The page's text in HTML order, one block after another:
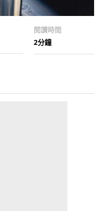
閱讀時間
2分鐘